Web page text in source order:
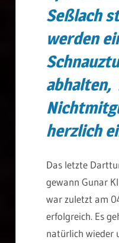
Seßlach
werden
abhalten,
herzlich
Das letzte
gewann Gunar
war zuletzt am
erfolgreich. Es
natürlich wieder